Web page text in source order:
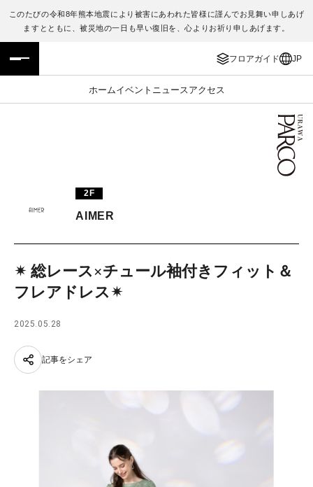
このたびの令和8年熊本地震により被害にあわれた皆様に謹んでお見舞い申しあげ
ますとともに、被災地の一日も早い復旧を、心よりお祈り申しあげます。
フロアガイド JP
ホームイベント ニュース アクセス
フロアガイド
施設案内・アクセス
TAX FREE
JP
ENGLISH
繁体字
日本語
2F
AIMER
✴︎ 総レース×チュール袖付きフィット＆
フレアドレス✴︎
2025.05.28
記事をシェア